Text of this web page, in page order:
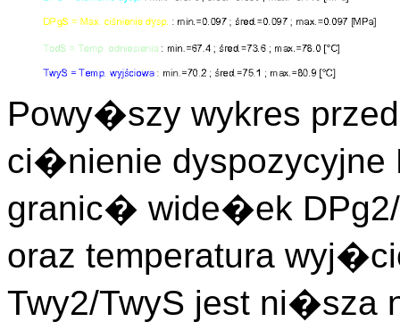
Powy�szy wykres
ci�nienie
granic� wide�ek
oraz temperatura
Twy2/TwyS jest ni�sza